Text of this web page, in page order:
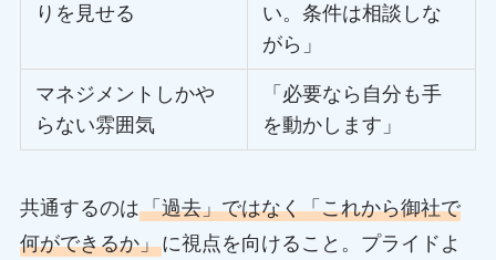
りを見せる
い。条件は相談しな
がら」
マネジメントしかや
らない雰囲気
「必要なら自分も手
を動かします」
共通するのは「過去」ではなく「これから御社で
何ができるか」に視点を向けること。プライドよ